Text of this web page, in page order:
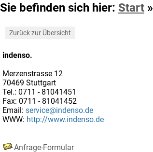
Sie befinden sich hier: Start »
Zurück zur Übersicht
indenso.
Merzenstrasse 12
70469 Stuttgart
Tel.: 0711 - 81041451
Fax: 0711 - 81041452
Email: service@indenso.de
WWW: http://www.indenso.de
Anfrage-Formular